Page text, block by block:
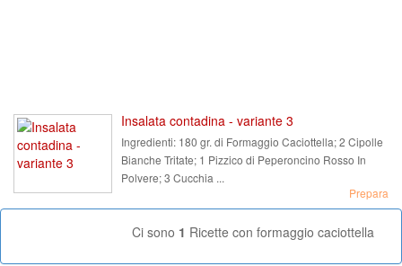
Insalata contadina - variante 3
Ingredienti: 180 gr. di Formaggio Caciottella; 2 Cipolle
Bianche Tritate; 1 Pizzico di Peperoncino Rosso In
Polvere; 3 Cucchia ...
Prepara
Ci sono 1 Ricette con formaggio caciottella